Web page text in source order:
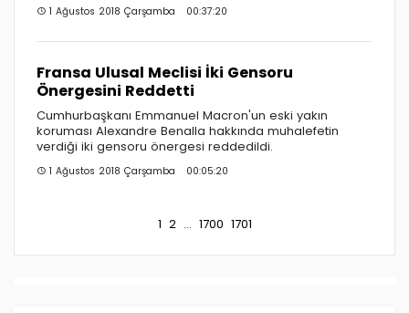
1 Ağustos 2018 Çarşamba 00:37:20
Fransa Ulusal Meclisi İki Gensoru
Önergesini Reddetti
Cumhurbaşkanı Emmanuel Macron'un eski yakın
koruması Alexandre Benalla hakkında muhalefetin
verdiği iki gensoru önergesi reddedildi.
1 Ağustos 2018 Çarşamba 00:05:20
1 2... 1700 1701